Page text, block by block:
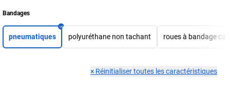
Bandages
pneumatiques polyuréthane non tachant roues à bandage
× Réinitialiser toutes les caractéristiques